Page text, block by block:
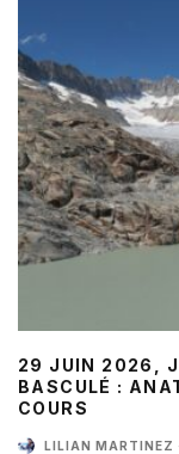
29 JUIN 2026,
BASCULÉ :
COURS
LILIAN MARTINEZ